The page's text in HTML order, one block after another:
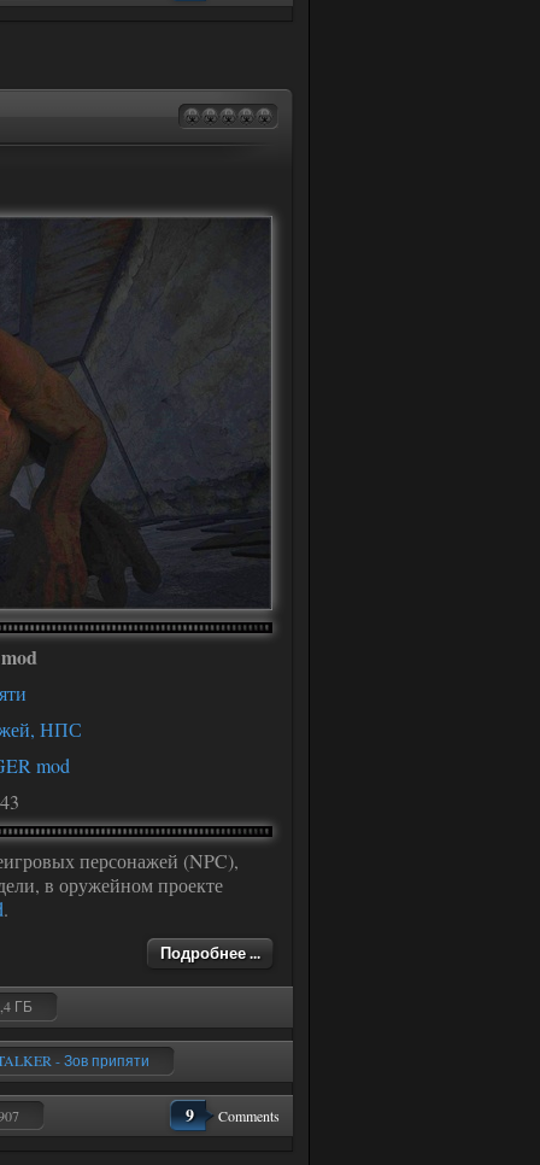
НПС
mod
персонажей (NPC),
в оружейном проекте
.
Подробнее ...
ГБ
- Зов припяти
9 Comments